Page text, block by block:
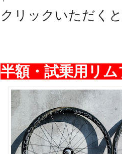
クリックいただく
半額・試乗用リ